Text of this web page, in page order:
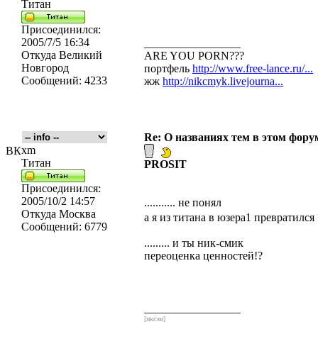
ВК
Титан
Присоединился:
2005/7/5 16:34
Откуда Великий
Новгород
Сообщений: 4233
ARE YOU PORN???
портфель http://www.free-lance.ru/...
жж http://nikcmyk.livejourna...
Re: О названиях тем в этом
xm
Титан
Присоединился:
2005/10/2 14:57
Откуда Москва
Сообщений: 6779
PROSIT
........... не понял
а я из титана в юзера1 превратился
......... и ты ник-смик
переоценка ценностей!?
[икс́эм]